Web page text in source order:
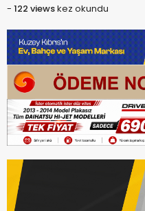
- 122 viewskez okundu